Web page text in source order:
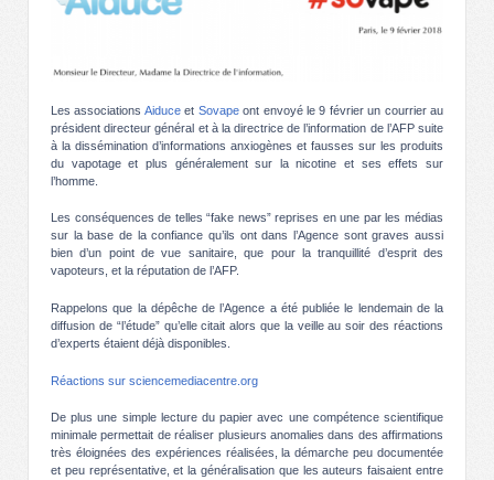
Les associations Aiduceet Sovapeont envoyé le 9 février un courrier au
président directeur général et à la directrice de l’information de l’AFP suite
à la dissémination d’informations anxiogènes et fausses sur les produits
du vapotage et plus généralement sur la nicotine et ses effets sur
l’homme.
Les conséquences de telles “fake news” reprises en une par les médias
sur la base de la confiance qu’ils ont dans l’Agence sont graves aussi
bien d’un point de vue sanitaire, que pour la tranquillité d’esprit des
vapoteurs, et la réputation de l’AFP.
Rappelons que la dépêche de l’Agence a été publiée le lendemain de la
diffusion de “l’étude” qu’elle citait alors que la veille au soir des réactions
d’experts étaient déjà disponibles.
Réactions sur sciencemediacentre.org
De plus une simple lecture du papier avec une compétence scientifique
minimale permettait de réaliser plusieurs anomalies dans des affirmations
très éloignées des expériences réalisées, la démarche peu documentée
et peu représentative, et la généralisation que les auteurs faisaient entre